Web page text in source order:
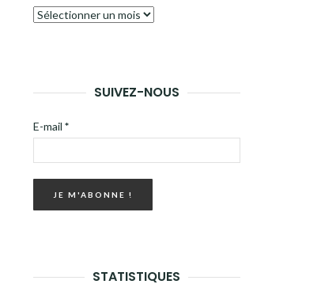
Archives
SUIVEZ-NOUS
E-mail *
STATISTIQUES